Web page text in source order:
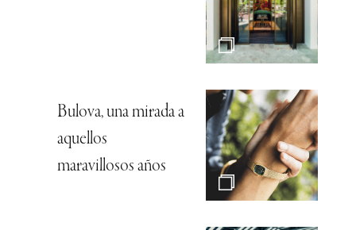
Bulova, una mirada a
aquellos
maravillosos años